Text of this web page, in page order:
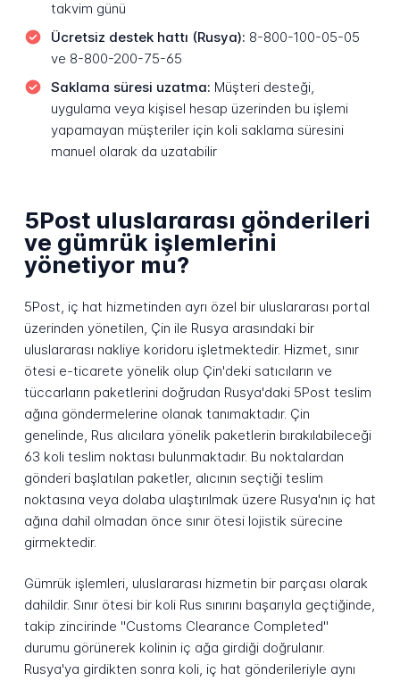
takvim günü
Ücretsiz destek hattı (Rusya): 8-800-100-05-05
ve 8-800-200-75-65
Saklama süresi uzatma: Müşteri desteği,
uygulama veya kişisel hesap üzerinden bu işlemi
yapamayan müşteriler için koli saklama süresini
manuel olarak da uzatabilir
5Post uluslararası gönderileri
ve gümrük işlemlerini
yönetiyor mu?
5Post, iç hat hizmetinden ayrı özel bir uluslararası portal
üzerinden yönetilen, Çin ile Rusya arasındaki bir
uluslararası nakliye koridoru işletmektedir. Hizmet, sınır
ötesi e-ticarete yönelik olup Çin'deki satıcıların ve
tüccarların paketlerini doğrudan Rusya'daki 5Post teslim
ağına göndermelerine olanak tanımaktadır. Çin
genelinde, Rus alıcılara yönelik paketlerin bırakılabileceği
63 koli teslim noktası bulunmaktadır. Bu noktalardan
gönderi başlatılan paketler, alıcının seçtiği teslim
noktasına veya dolaba ulaştırılmak üzere Rusya'nın iç hat
ağına dahil olmadan önce sınır ötesi lojistik sürecine
girmektedir.
Gümrük işlemleri, uluslararası hizmetin bir parçası olarak
dahildir. Sınır ötesi bir koli Rus sınırını başarıyla geçtiğinde,
takip zincirinde "Customs Clearance Completed"
durumu görünerek kolinin iç ağa girdiği doğrulanır.
Rusya'ya girdikten sonra koli, iç hat gönderileriyle aynı